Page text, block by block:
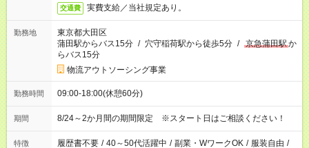
交通費 実費支給／当社規定あり。
勤務地
東京都大田区
蒲田駅からバス15分 / 穴守稲荷駅から徒歩5分 / 京急蒲田駅か
らバス15分
物流アウトソーシング事業
勤務時間 09:00-18:00(休憩60分)
期間 8/24～2か月間の期間限定 ※スタート日はご相談ください！
特徴 履歴書不要 / 40～50代活躍中 / 副業・WワークOK / 服装自由 /